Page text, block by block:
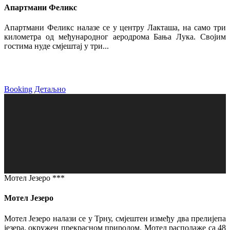
Апартмани Феликс
Апартмани Феликс налазе се у центру Лакташа, на само три
километра од међународног аеродрома Бања Лука. Својим
гостима нуде смјештај у три...
Booking Детаљно
Мотел Језеро ***
Мотел Језеро
Мотел Језеро налази се у Трну, смјештен између два прелијепа
језера, окружен прекрасном природом. Мотел располаже са 48